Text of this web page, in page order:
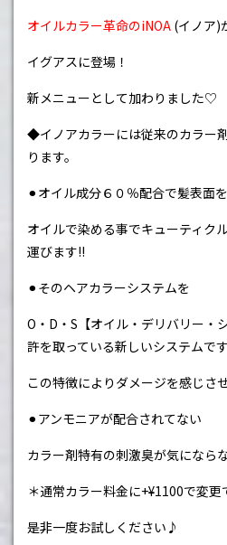
オイルカラー革命のiNOA (イノア)
イグアスに登場！
新メニューとして加わりました♡
◆イノアカラーには従来のカラー
ります。
⚫︎ オイル成分６０％配合で髪表面
オイルで染める事でキューティク
運びます‼︎
⚫︎ そのヘアカラーシステムを
O ・ D ・ S 【オイル・デリバリー
許を取っている新しいシステムです
この特徴によりダメージを感じさ
⚫︎アンモニアが配合されてない
カラー剤特有の刺激臭が気になら
＊通常カラー料金に+¥1100で変更
是非一度お試しください♪